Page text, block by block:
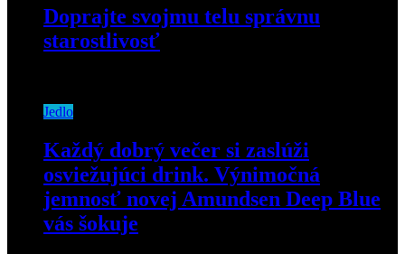
Doprajte svojmu telu správnu
starostlivosť
Jedlo
Každý dobrý večer si zaslúži
osviežujúci drink. Výnimočná
jemnosť novej Amundsen Deep Blue
vás šokuje